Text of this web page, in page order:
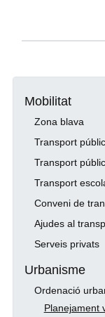
Mobilitat
Zona blava
Transport
Transport
Transport
Conveni de
Ajudes al
Serveis privats
Urbanisme
Ordenació
Planejament